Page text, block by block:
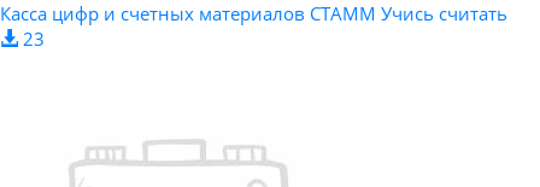
Касса цифр и счетных материалов СТАММ Учись считать
23